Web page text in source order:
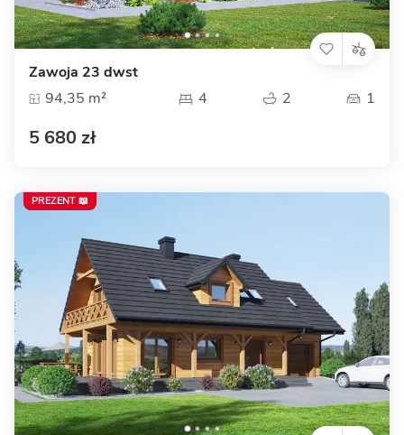
Zawoja 23 dwst
94,35 m²
4 2 1
5 680 zł
PREZENT 📖